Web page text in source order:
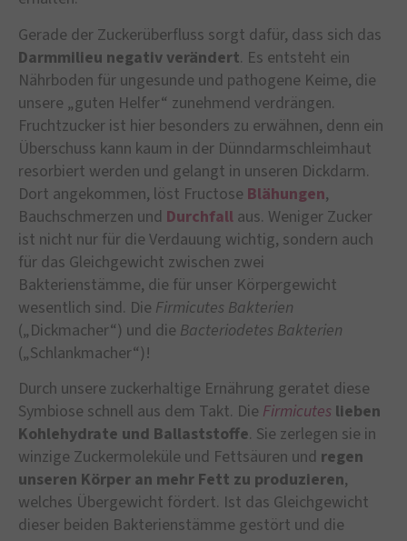
Gerade der Zuckerüberfluss sorgt dafür, dass sich das
Darmmilieu negativ verändert. Es entsteht ein
Nährboden für ungesunde und pathogene Keime, die
unsere „guten Helfer“ zunehmend verdrängen.
Fruchtzucker ist hier besonders zu erwähnen, denn ein
Überschuss kann kaum in der Dünndarmschleimhaut
resorbiert werden und gelangt in unseren Dickdarm.
Dort angekommen, löst Fructose Blähungen,
Bauchschmerzen und Durchfall aus. Weniger Zucker
ist nicht nur für die Verdauung wichtig, sondern auch
für das Gleichgewicht zwischen zwei
Bakterienstämme, die für unser Körpergewicht
wesentlich sind. Die Firmicutes Bakterien
(„Dickmacher“) und die Bacteriodetes Bakterien
(„Schlankmacher“)!
Durch unsere zuckerhaltige Ernährung geratet diese
Symbiose schnell aus dem Takt. Die Firmicutes lieben
Kohlehydrate und Ballaststoffe. Sie zerlegen sie in
winzige Zuckermoleküle und Fettsäuren und regen
unseren Körper an mehr Fett zu produzieren,
welches Übergewicht fördert. Ist das Gleichgewicht
dieser beiden Bakterienstämme gestört und die